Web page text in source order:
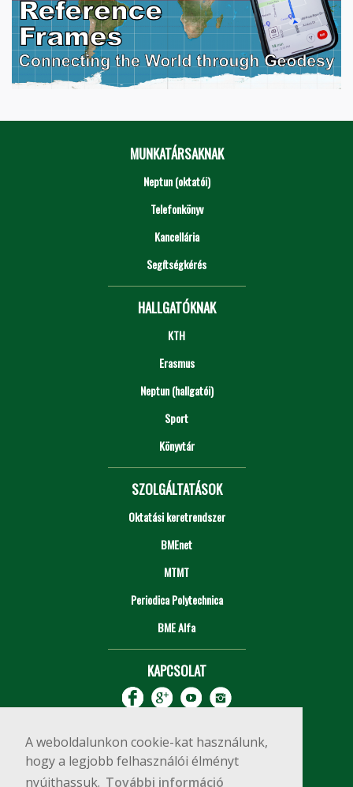
A weboldalunkon cookie-kat használunk,
hogy a legjobb felhasználói élményt
nyújthassuk. További információ
MUNKATÁRSAKNAK
Neptun (oktatói)
Telefonkönyv
Kancellária
Segítségkérés
HALLGATÓKNAK
KTH
Erasmus
Neptun (hallgatói)
Sport
Könyvtár
SZOLGÁLTATÁSOK
Oktatási keretrendszer
BMEnet
MTMT
Periodica Polytechnica
BME Alfa
KAPCSOLAT